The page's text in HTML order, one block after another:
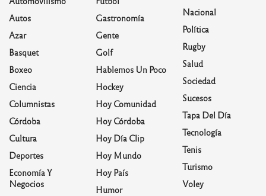
Autos
Azar
Basquet
Boxeo
Ciencia
Columnistas
Córdoba
Cultura
Deportes
Economía Y
Negocios
Gastronomía
Gente
Golf
Hablemos Un Poco
Hockey
Hoy Comunidad
Hoy Córdoba
Hoy Día Clip
Hoy Mundo
Hoy País
Humor
Nacional
Política
Rugby
Salud
Sociedad
Sucesos
Tapa Del Día
Tecnología
Tenis
Turismo
Voley